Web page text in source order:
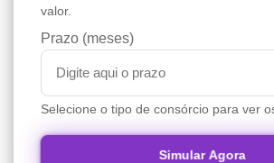
valor.
Prazo (meses)
Selecione o tipo de consórcio para ver
Simular Agora